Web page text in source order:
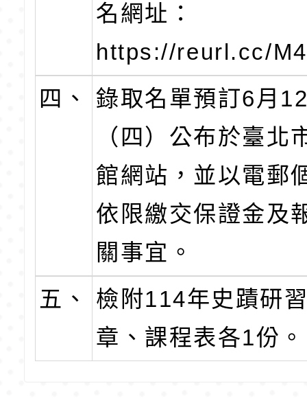
名網址：
https://reurl.cc/
四、
錄取名單預訂6月
（四）公布於臺北
館網站，並以電郵
依限繳交保證金及
關事宜。
五、
檢附114年史蹟研
章、課程表各1份。